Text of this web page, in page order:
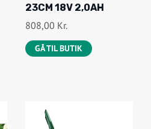
23CM 18V 2,0AH
808,00 Kr.
GÅ TIL BUTIK